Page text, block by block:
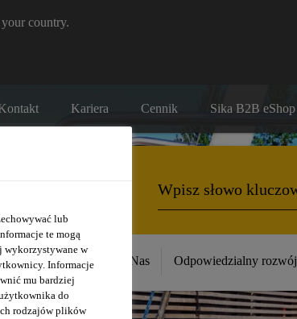
country.
Kariera Cennik Sika B2B eShop
Szkolenia Sika O Nas Odpowiedzialny rozwój
lub
te mogą
wykorzystywane w
Informacje
mu bardziej
do
rodzajów plików